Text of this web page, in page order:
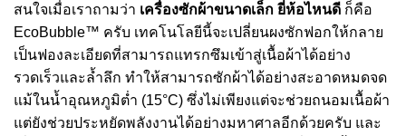
สนใจเมื่อเราถามว่า เครื่องซักผ้าขนาดเล็ก ยี่ห้อไหนดี ก็คือ
EcoBubble™ ครับ เทคโนโลยีนี้จะเปลี่ยนผงซักฟอกให้กลาย
เป็นฟองละเอียดที่สามารถแทรกซึมเข้าสู่เนื้อผ้าได้อย่าง
รวดเร็วและล้ำลึก ทำให้สามารถซักผ้าได้อย่างสะอาดหมดจด
แม้ในน้ำอุณหภูมิต่ำ (15°C) ซึ่งไม่เพียงแต่จะช่วยถนอมเนื้อผ้า
แต่ยังช่วยประหยัดพลังงานได้อย่างมหาศาลอีกด้วยครับ และ